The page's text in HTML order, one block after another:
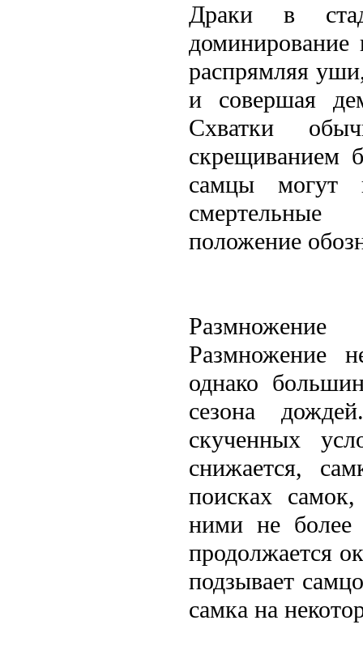
Драки в
доминирование
распрямляя
и совершая
Схватки
скрещиванием
самцы могут
положение
Размножение
Размножение
однако
сезона
скученных
снижается,
поисках
ними не болeе
продолжается
подзывает
самка на